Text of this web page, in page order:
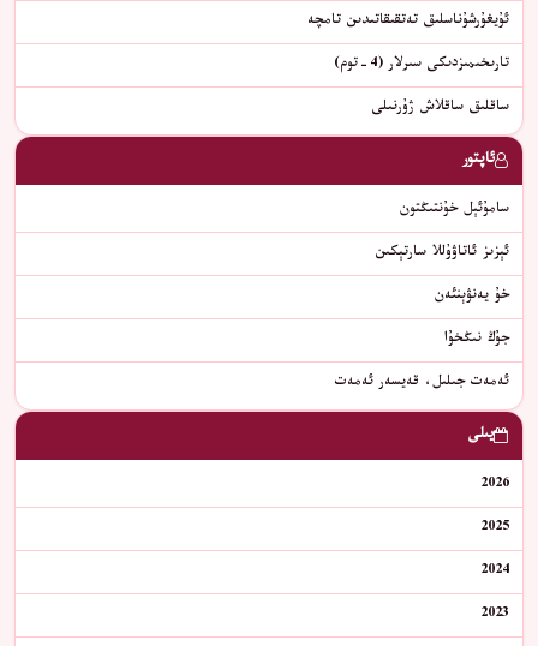
ئۇيغۇرشۇناسلىق تەتقىقاتىدىن تامچە
تارىخىمىزدىكى سىرلار (4-توم)
ساقلىق ساقلاش ژۇرنىلى
ئاپتور
سامۇئېل خۇنتىڭتون
ئېزىز ئاتاۋۇللا سارتېكىن
خۇ يەنۋېنئەن
جۇڭ نىڭخۇا
ئەمەت جىلىل، قەيسەر ئەمەت
يىلى
2026
2025
2024
2023